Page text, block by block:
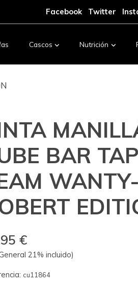
Facebook Twitter
Cascos Nutrición
BAR
WANTY-
€
21% incluido)
cu11864